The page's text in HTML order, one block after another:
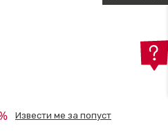
Извести ме за попуст